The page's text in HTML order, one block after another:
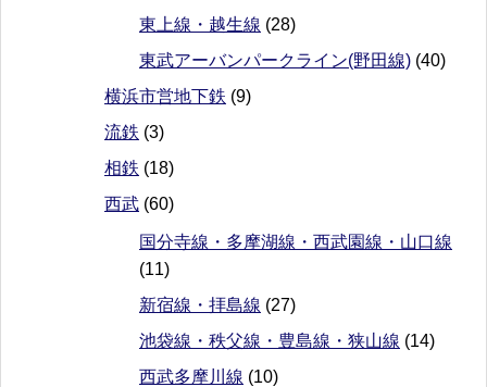
東上線・越生線 (28)
東武アーバンパークライン(野田線) (40)
横浜市営地下鉄 (9)
流鉄 (3)
相鉄 (18)
西武 (60)
国分寺線・多摩湖線・西武園線・山口線
(11)
新宿線・拝島線 (27)
池袋線・秩父線・豊島線・狭山線 (14)
西武多摩川線 (10)